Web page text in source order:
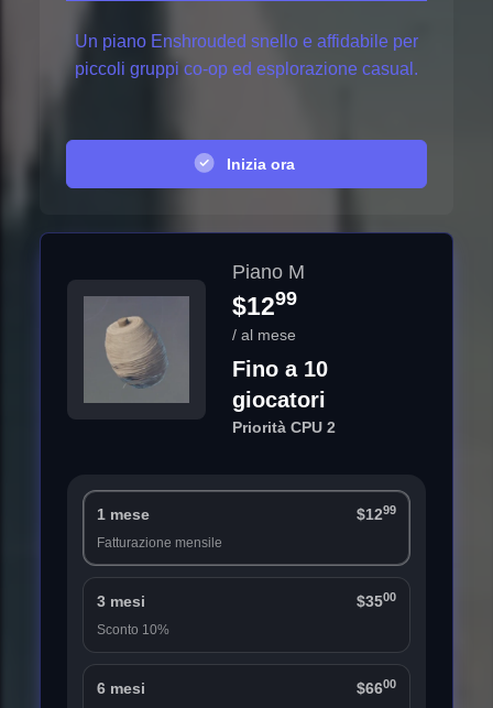
Un piano Enshrouded snello e affidabile per
piccoli gruppi co-op ed esplorazione casual.
Inizia ora
Piano M
$1299
/ al mese
Fino a 10
giocatori
Priorità CPU 2
1 mese $1299
Fatturazione mensile
3 mesi $3500
Sconto 10%
6 mesi $6600